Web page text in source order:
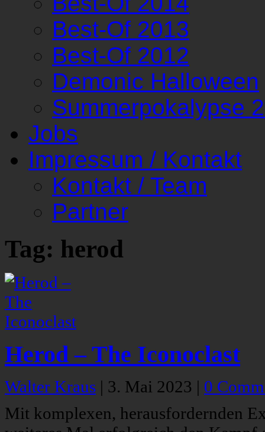
Best-Of 2013
Best-Of 2012
Demonic Halloween
Summerpokalypse
Jobs
Impressum / Kontakt
Kontakt / Team
Partner
Tag: herod
Herod – The Iconoclast
Walter Kraus | 3. Mai 2023 | 0
Mit komplexen, herausfordernden